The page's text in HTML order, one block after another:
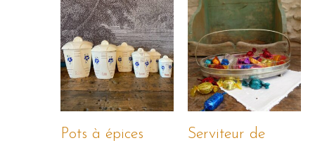
Pots à épices
Serviteur de